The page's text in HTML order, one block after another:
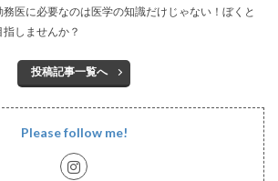
医に必要なのは医学の知識だけじゃない！ぼくと
しませんか？
投稿記事一覧へ
Please follow me!